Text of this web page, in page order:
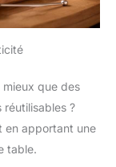
que des
réutilisables ?
en apportant une
table.